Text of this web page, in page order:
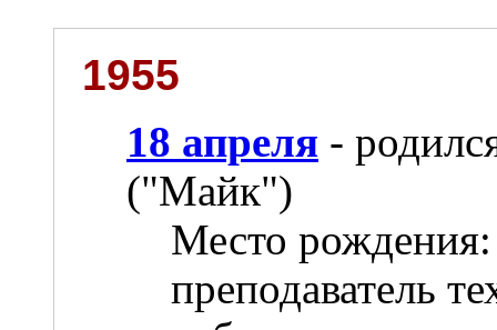
1955
18 апреля -
("Майк")
Место
преподаватель